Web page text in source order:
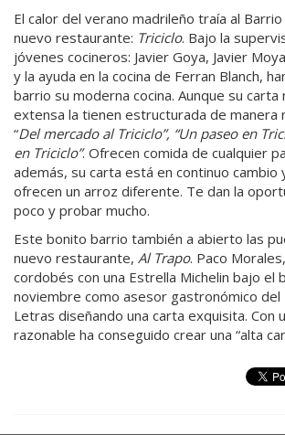
El calor del verano madrileño traía al
nuevo restaurante: Triciclo. Bajo la
jóvenes cocineros: Javier Goya, Javier
y la ayuda en la cocina de Ferran Blanch,
barrio su moderna cocina. Aunque su carta
extensa la tienen estructurada de manera
“Del mercado al Triciclo”, “Un paseo en
en Triciclo”. Ofrecen comida de cualquier
además, su carta está en continuo cambio
ofrecen un arroz diferente. Te dan la
poco y probar mucho.
Este bonito barrio también a abierto las
nuevo restaurante, Al Trapo. Paco
cordobés con una Estrella Michelin bajo el
noviembre como asesor gastronómico del
Letras diseñando una carta exquisita. Con
razonable ha conseguido crear una “alta